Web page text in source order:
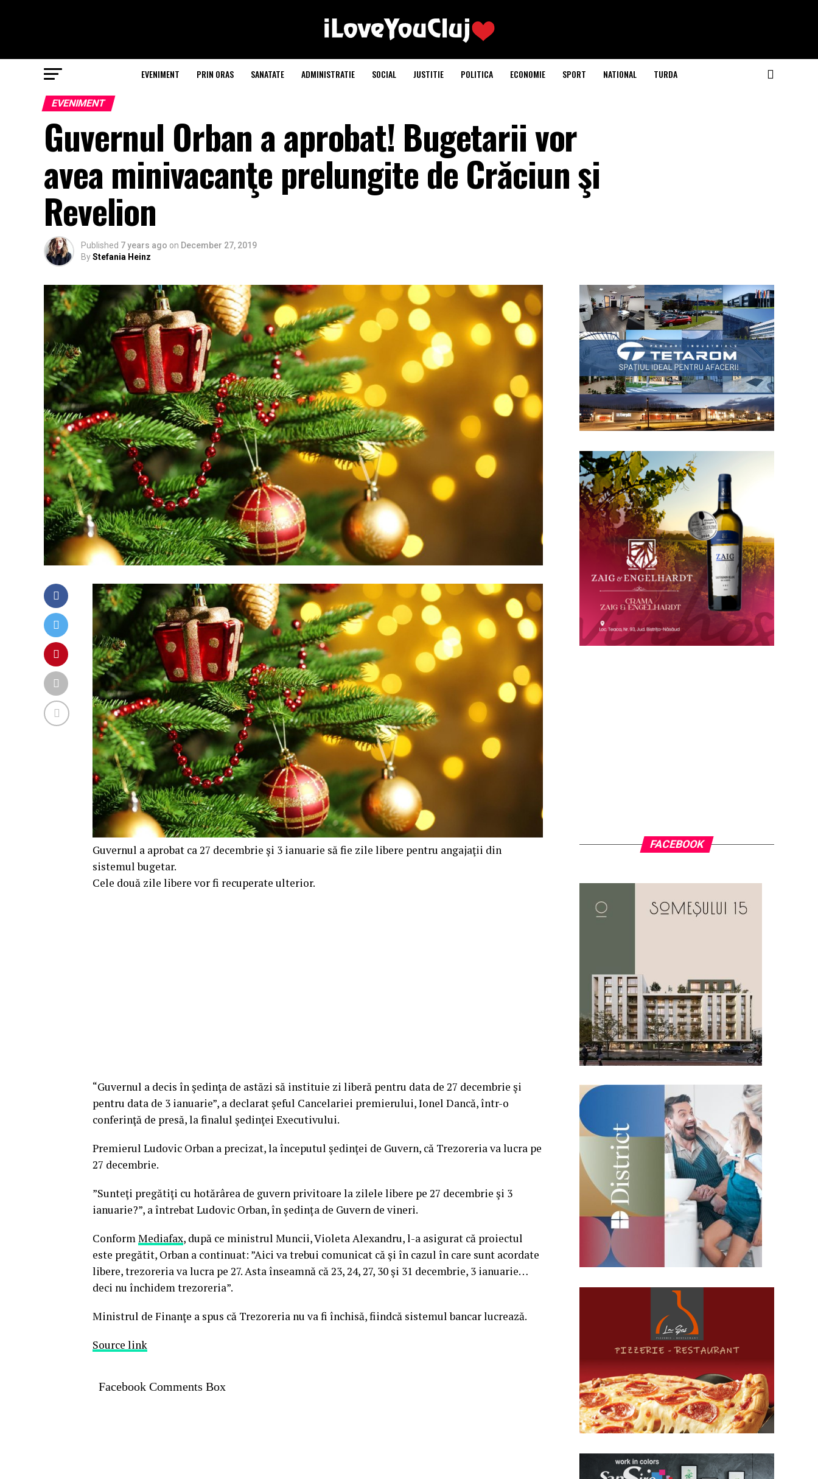
EVENIMENT PRIN ORAS SANATATE ADMINISTRATIE SOCIAL JUSTITIE POLITICA ECONOMIE SPORT NATIONAL TURDA
EVENIMENT
Guvernul Orban a aprobat! Bugetarii vor
avea minivacanţe prelungite de Crăciun şi
Revelion
Published 7 years ago on December 27, 2019
ByStefania Heinz
Guvernul a aprobat ca 27 decembrie şi 3 ianuarie să fie zile libere pentru angajaţii din
sistemul bugetar.
Cele două zile libere vor fi recuperate ulterior.
“Guvernul a decis în şedinţa de astăzi să instituie zi liberă pentru data de 27 decembrie şi
pentru data de 3 ianuarie”, a declarat şeful Cancelariei premierului, Ionel Dancă, într-o
conferinţă de presă, la finalul şedinţei Executivului.
Premierul Ludovic Orban a precizat, la începutul şedinţei de Guvern, că Trezoreria va lucra pe
27 decembrie.
”Sunteţi pregătiţi cu hotărârea de guvern privitoare la zilele libere pe 27 decembrie şi 3
ianuarie?”, a întrebat Ludovic Orban, în ședința de Guvern de vineri.
Conform Mediafax, după ce ministrul Muncii, Violeta Alexandru, l-a asigurat că proiectul
este pregătit, Orban a continuat: ”Aici va trebui comunicat că şi în cazul în care sunt acordate
libere, trezoreria va lucra pe 27. Asta înseamnă că 23, 24, 27, 30 şi 31 decembrie, 3 ianuarie…
deci nu închidem trezoreria”.
Ministrul de Finanţe a spus că Trezoreria nu va fi închisă, fiindcă sistemul bancar lucrează.
Source link
Facebook Comments Box
FACEBOOK